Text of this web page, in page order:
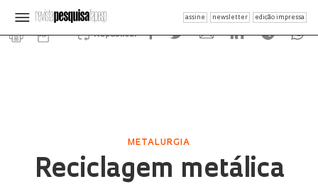
assine newsletter edição impressa
Republicar
METALURGIA
Reciclagem metálica